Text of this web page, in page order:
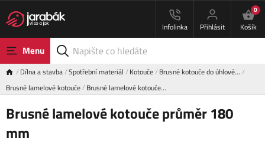
Infolinka Přihlásit
0
Košík
Menu
Dílna a stavba Spotřební materiál Kotouče Brusné kotouče do úhlové…
Brusné lamelové kotouče Brusné lamelové kotouče…
Brusné lamelové kotouče průměr 180
mm